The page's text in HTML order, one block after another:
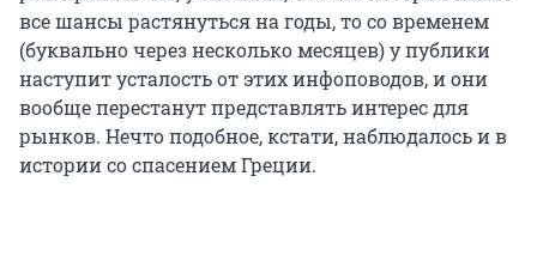
все шансы растянуться на годы, то со временем
(буквально через несколько месяцев) у публики
наступит усталость от этих инфоповодов, и они
вообще перестанут представлять интерес для
рынков. Нечто подобное, кстати, наблюдалось и в
истории со спасением Греции.